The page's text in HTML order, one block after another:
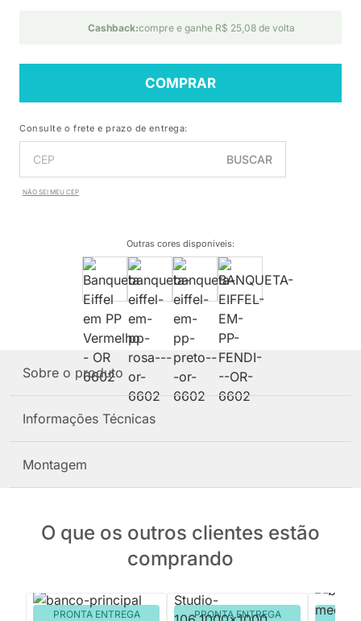
Cashback:compre e ganhe R$ 25,08 de volta
COMPRAR
Consulte o frete e prazo de entrega:
BUSCAR
NÃO SEI MEU CEP
Outras cores disponíveis:
Sobre o produto
Informações Técnicas
Montagem
O que os outros clientes estão
comprando
PRONTA ENTREGA PRONTA ENTREGA